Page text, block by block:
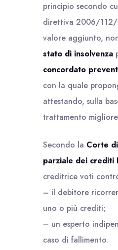
principio secondo
direttiva 2006/112/
valore aggiunto,
stato di insolvenza
concordato
con la quale
attestando, sulla
trattamento
Secondo la Corte
parziale dei crediti
creditrice voti
– il debitore
uno o più crediti;
– un esperto
caso di fallimento.